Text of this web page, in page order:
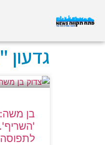
בן
לתפוסה